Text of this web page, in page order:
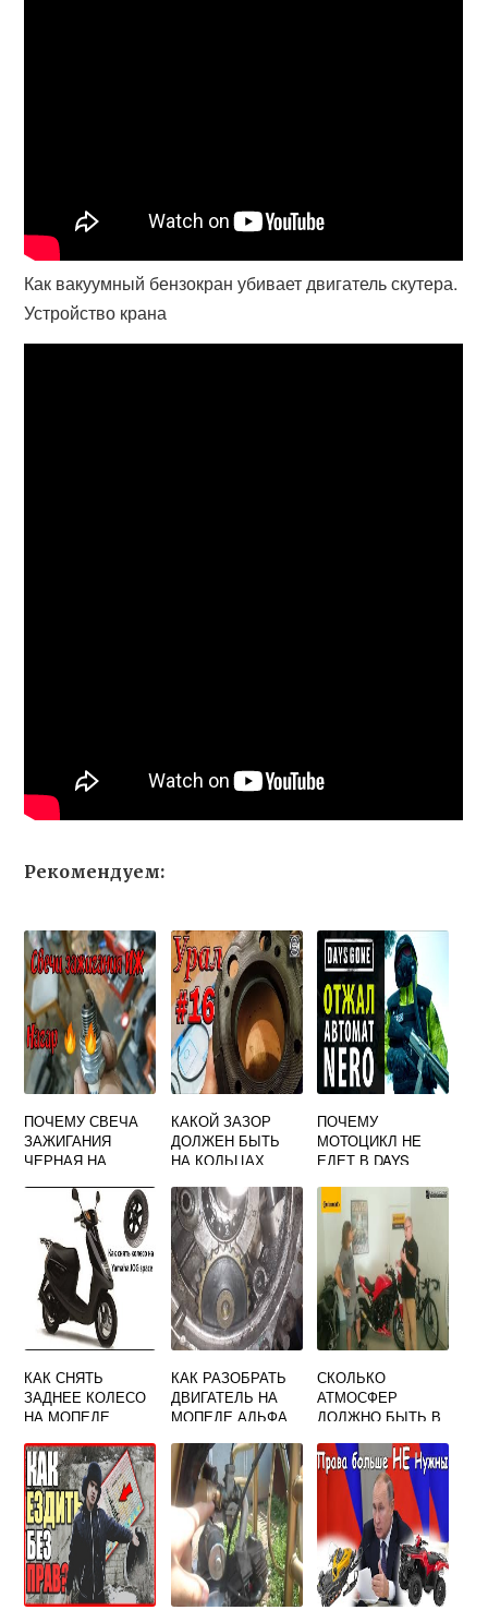
Как вакуумный бензокран убивает двигатель скутера.
Устройство крана
Рекомендуем:
ПОЧЕМУ СВЕЧА
ЗАЖИГАНИЯ
ЧЕРНАЯ НА
ПЛАНЕТА 5
КАКОЙ ЗАЗОР
ДОЛЖЕН БЫТЬ
НА КОЛЬЦАХ
УРАЛ
ПОЧЕМУ
МОТОЦИКЛ НЕ
ЕДЕТ В DAYS
КАК СНЯТЬ
ЗАДНЕЕ КОЛЕСО
НА МОПЕДЕ
КАК РАЗОБРАТЬ
ДВИГАТЕЛЬ НА
МОПЕДЕ АЛЬФА
СКОЛЬКО
АТМОСФЕР
ДОЛЖНО БЫТЬ В
МОТОЦИКЛА
МИНСК